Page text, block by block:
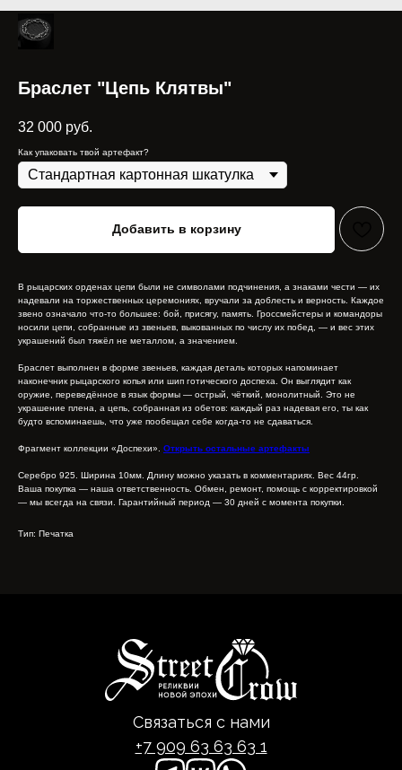
Браслет "Цепь Клятвы"
32 000 руб.
Как упаковать твой артефакт?
Добавить в корзину
В рыцарских орденах цепи были не символами подчинения, а знаками чести — их
надевали на торжественных церемониях, вручали за доблесть и верность. Каждое
звено означало что-то большее: бой, присягу, память. Гроссмейстеры и командоры
носили цепи, собранные из звеньев, выкованных по числу их побед, — и вес этих
украшений был тяжёл не металлом, а значением.
Браслет выполнен в форме звеньев, каждая деталь которых напоминает
наконечник рыцарского копья или шип готического доспеха. Он выглядит как
оружие, переведённое в язык формы — острый, чёткий, монолитный. Это не
украшение плена, а цепь, собранная из обетов: каждый раз надевая его, ты как
будто вспоминаешь, что уже пообещал себе когда-то не сдаваться.
Фрагмент коллекции «Доспехи». Открыть остальные артефакты
Серебро 925. Ширина 10мм. Длину можно указать в комментариях. Вес 44гр.
Ваша покупка — наша ответственность. Обмен, ремонт, помощь с корректировкой
— мы всегда на связи. Гарантийный период — 30 дней с момента покупки.
Тип: Печатка
Связаться с нами
+7 909 63 63 63 1